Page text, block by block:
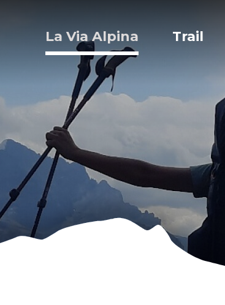
La Via Alpina Trail